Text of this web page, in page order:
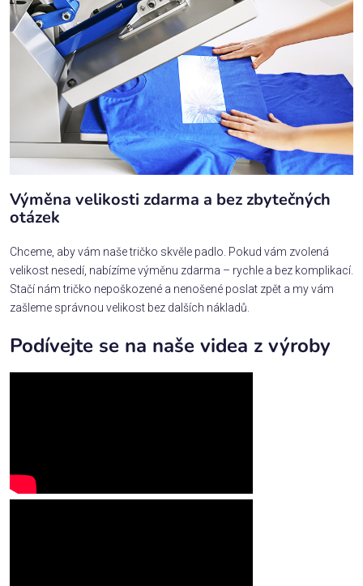
Výměna velikosti zdarma a bez zbytečných
otázek
Chceme, aby vám naše tričko skvěle padlo. Pokud vám zvolená
velikost nesedí, nabízíme výměnu zdarma – rychle a bez komplikací.
Stačí nám tričko nepoškozené a nenošené poslat zpět a my vám
zašleme správnou velikost bez dalších nákladů.
Podívejte se na naše videa z výroby